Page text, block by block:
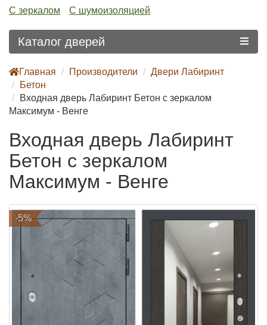
С зеркалом С шумоизоляцией
Каталог дверей
Главная Производители
Двери Лабиринт
Бетон
Входная дверь Лабиринт Бетон с зеркалом
Максимум - Венге
Входная дверь Лабиринт
Бетон с зеркалом
Максимум - Венге
-5%